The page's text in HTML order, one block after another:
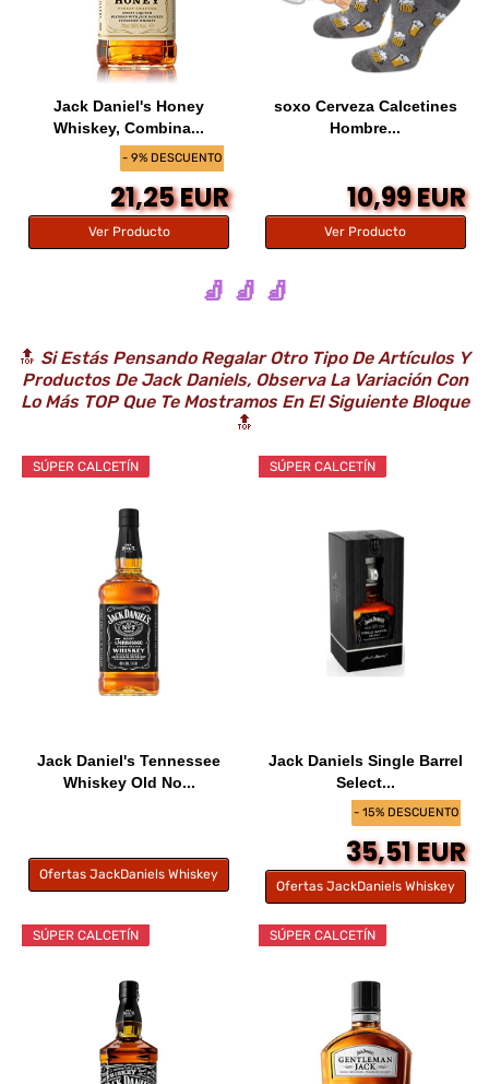
- 9% DESCUENTO
Jack Daniel's Honey
Whiskey, Combina...
21,25 EUR
Ver Producto
soxo Cerveza Calcetines
Hombre...
10,99 EUR
Ver Producto
🧦 🧦 🧦
🔝 Si Estás Pensando Regalar Otro Tipo De Artículos Y
Productos De Jack Daniels, Observa La Variación Con
Lo Más TOP Que Te Mostramos En El Siguiente Bloque
🔝
SÚPER CALCETÍN
Jack Daniel's Tennessee
Whiskey Old No...
Ofertas JackDaniels Whiskey
- 15% DESCUENTO
SÚPER CALCETÍN
Jack Daniels Single Barrel
Select...
35,51 EUR
Ofertas JackDaniels Whiskey
SÚPER CALCETÍN SÚPER CALCETÍN